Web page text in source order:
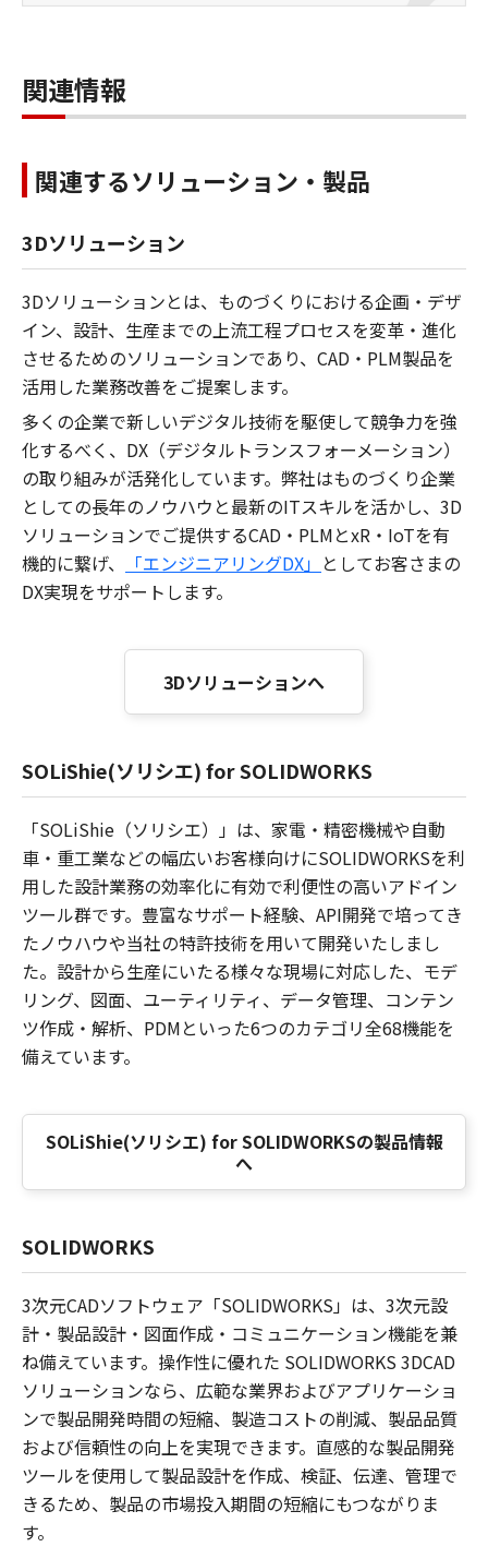
関連情報
関連するソリューション・製品
3Dソリューション
3Dソリューションとは、ものづくりにおける企画・デザ
イン、設計、生産までの上流工程プロセスを変革・進化
させるためのソリューションであり、CAD・PLM製品を
活用した業務改善をご提案します。
多くの企業で新しいデジタル技術を駆使して競争力を強
化するべく、DX（デジタルトランスフォーメーション）
の取り組みが活発化しています。弊社はものづくり企業
としての長年のノウハウと最新のITスキルを活かし、3D
ソリューションでご提供するCAD・PLMとxR・IoTを有
機的に繋げ、
「エンジニアリングDX」 としてお客さまの
DX実現をサポートします。
3Dソリューションへ
SOLiShie(ソリシエ) for SOLIDWORKS
「SOLiShie（ソリシエ）」は、家電・精密機械や自動
車・重工業などの幅広いお客様向けにSOLIDWORKSを利
用した設計業務の効率化に有効で利便性の高いアドイン
ツール群です。豊富なサポート経験、API開発で培ってき
たノウハウや当社の特許技術を用いて開発いたしまし
た。設計から生産にいたる様々な現場に対応した、モデ
リング、図面、ユーティリティ、データ管理、コンテン
ツ作成・解析、PDMといった6つのカテゴリ全68機能を
備えています。
SOLiShie(ソリシエ) for SOLIDWORKSの製品情報
へ
SOLIDWORKS
3次元CADソフトウェア「SOLIDWORKS」は、3次元設
計・製品設計・図面作成・コミュニケーション機能を兼
ね備えています。操作性に優れた SOLIDWORKS 3DCAD
ソリューションなら、広範な業界およびアプリケーショ
ンで製品開発時間の短縮、製造コストの削減、製品品質
および信頼性の向上を実現できます。直感的な製品開発
ツールを使用して製品設計を作成、検証、伝達、管理で
きるため、製品の市場投入期間の短縮にもつながりま
す。